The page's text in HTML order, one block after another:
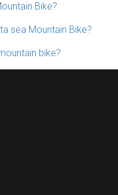
Bike?
sea Mountain Bike?
bike?